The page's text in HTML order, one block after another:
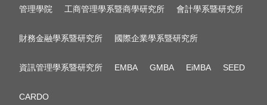
管理學院 工商管理學系暨商學研究所 會計學系暨研究所
財務金融學系暨研究所 國際企業學系暨研究所
資訊管理學系暨研究所 EMBA GMBA EiMBA SEED
CARDO